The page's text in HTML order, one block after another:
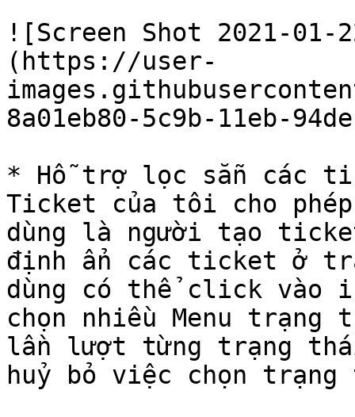
![Screen Shot 2021-
(https://user-
8a01eb80-5c9b-11eb-
* Hỗ trợ lọc sẵn các
Ticket của tôi cho
dùng là người tạo
định ẩn các ticket ở
dùng có thể click vào
chọn nhiều Menu
lần lượt từng trạng
huỷ bỏ việc chọn